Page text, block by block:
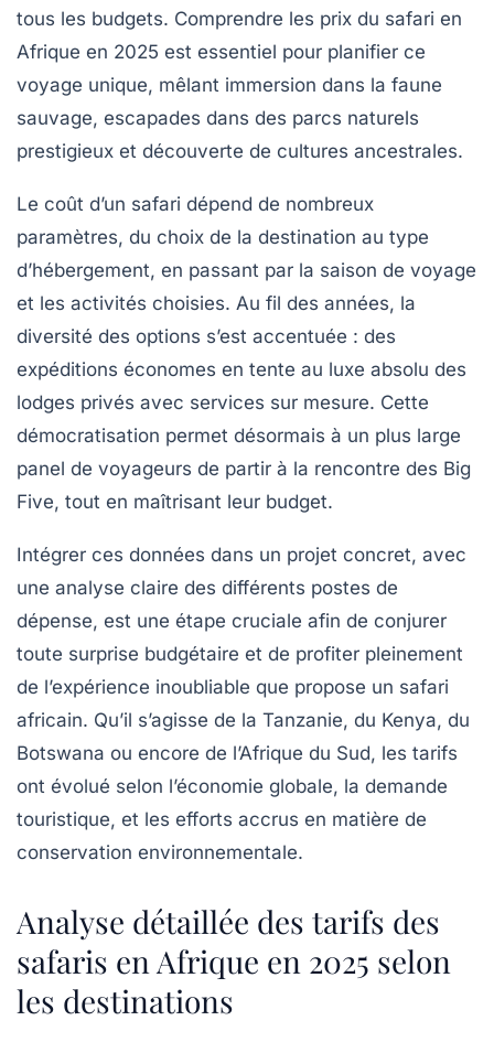
tous les budgets. Comprendre les prix du safari en
Afrique en 2025 est essentiel pour planifier ce
voyage unique, mêlant immersion dans la faune
sauvage, escapades dans des parcs naturels
prestigieux et découverte de cultures ancestrales.
Le coût d’un safari dépend de nombreux
paramètres, du choix de la destination au type
d’hébergement, en passant par la saison de voyage
et les activités choisies. Au fil des années, la
diversité des options s’est accentuée : des
expéditions économes en tente au luxe absolu des
lodges privés avec services sur mesure. Cette
démocratisation permet désormais à un plus large
panel de voyageurs de partir à la rencontre des Big
Five, tout en maîtrisant leur budget.
Intégrer ces données dans un projet concret, avec
une analyse claire des différents postes de
dépense, est une étape cruciale afin de conjurer
toute surprise budgétaire et de profiter pleinement
de l’expérience inoubliable que propose un safari
africain. Qu’il s’agisse de la Tanzanie, du Kenya, du
Botswana ou encore de l’Afrique du Sud, les tarifs
ont évolué selon l’économie globale, la demande
touristique, et les efforts accrus en matière de
conservation environnementale.
Analyse détaillée des tarifs des
safaris en Afrique en 2025 selon
les destinations